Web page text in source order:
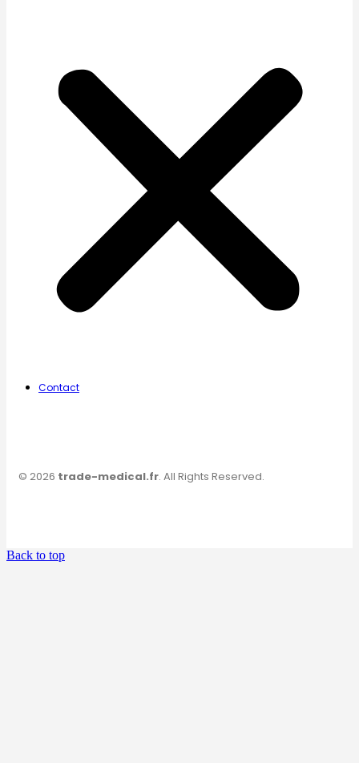
Contact
© 2026 trade-medical.fr. All Rights Reserved.
Back to top